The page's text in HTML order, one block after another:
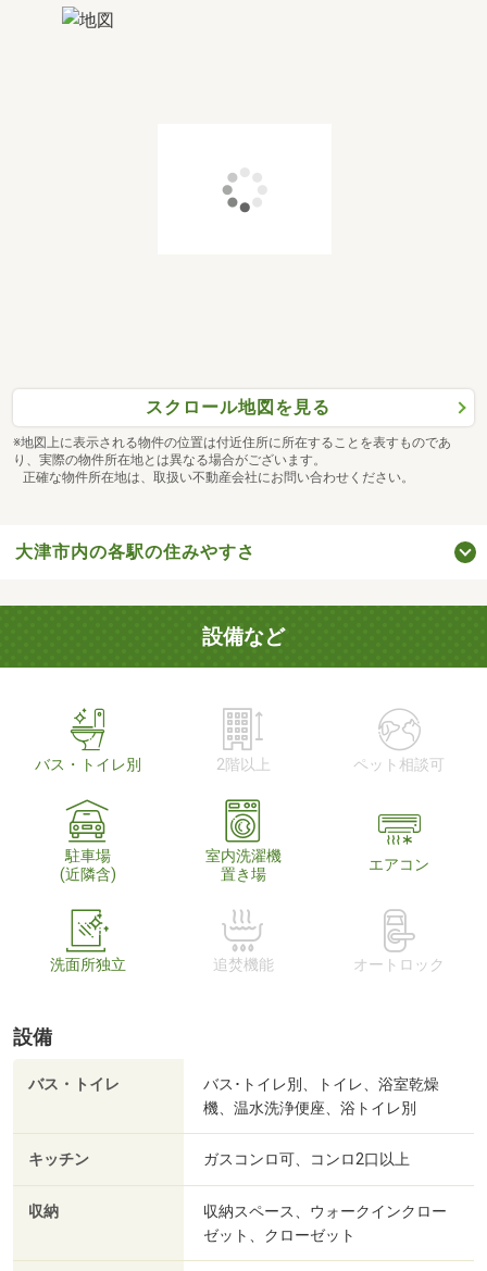
スクロール地図を見る
※地図上に表示される物件の位置は付近住所に所在することを表すものであ
り、実際の物件所在地とは異なる場合がございます。
正確な物件所在地は、取扱い不動産会社にお問い合わせください。
大津市内の各駅の住みやすさ
設備など
バス・トイレ別 2階以上 ペット相談可
駐車場
(近隣含)
室内洗濯機
置き場
エアコン
洗面所独立 追焚機能 オートロック
設備
バス・トイレ
バス･トイレ別、トイレ、浴室乾燥
機、温水洗浄便座、浴トイレ別
キッチン ガスコンロ可、コンロ2口以上
収納
収納スペース、ウォークインクロー
ゼット、クローゼット